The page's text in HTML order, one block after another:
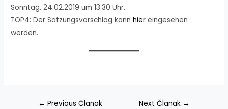
Sonntag, 24.02.2019 um 13:30 Uhr.
TOP4: Der Satzungsvorschlag kannhier eingesehen
werden.
Navigacija
← Previous Članak Next Članak →